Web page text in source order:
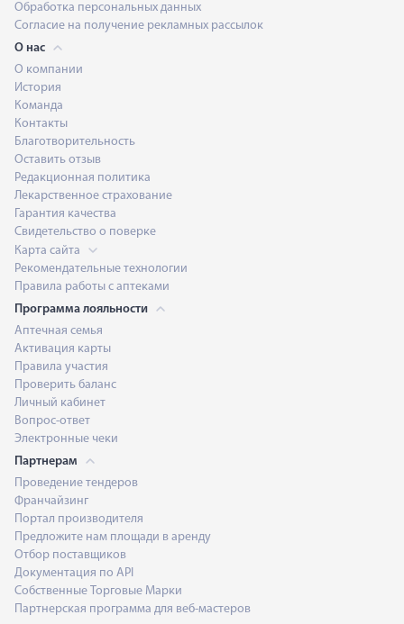
Обработка персональных данных
Согласие на получение рекламных рассылок
О нас
О компании
История
Команда
Контакты
Благотворительность
Оставить отзыв
Редакционная политика
Лекарственное страхование
Гарантия качества
Свидетельство о поверке
Карта сайта
Рекомендательные технологии
Правила работы с аптеками
Программа лояльности
Аптечная семья
Активация карты
Правила участия
Проверить баланс
Личный кабинет
Вопрос-ответ
Электронные чеки
Партнерам
Проведение тендеров
Франчайзинг
Портал производителя
Предложите нам площади в аренду
Отбор поставщиков
Документация по API
Собственные Торговые Марки
Партнерская программа для веб-мастеров